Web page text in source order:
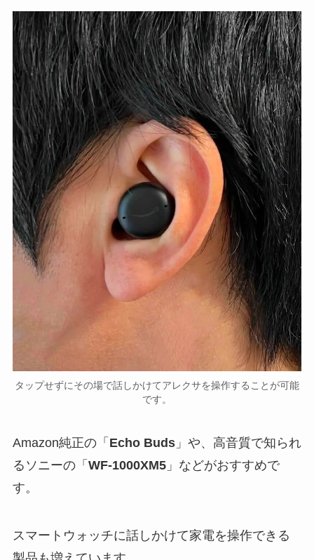
タップせずにその場で話しかけてアレクサを操作することが可能
です。
Amazon純正の「 Echo Buds」や、高音質で知られ
るソニーの「 WF-1000XM5」などがおすすめで
す。
スマートウォッチに話しかけて家電を操作できる